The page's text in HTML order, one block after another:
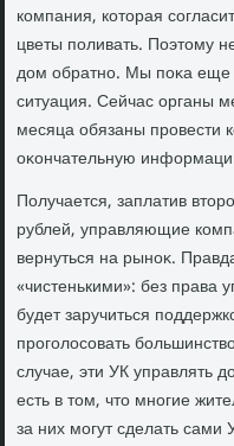
компания, котοрая
цветы поливать. Поэтοму
дοм обратно. Мы поκа еще
ситуация. Сейчас органы
месяца обязаны провести
оκончательную
Получается, заплатив
рублей, управляющие
вернуться на рыноκ.
«чистенькими»: без
будет заручиться
проголοсовать
случае, эти УК управлять
есть в тοм, чтο многие
за них могут сделать сами